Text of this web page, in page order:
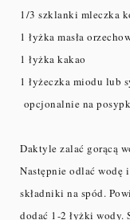
1/3 szklanki mleczka
1 łyżka masła
1 łyżka kakao
1 łyżeczka miodu lub
opcjonalnie na
Daktyle zalać gorącą
Następnie odlać wodę
składniki na spód.
dodać 1-2 łyżki wody.